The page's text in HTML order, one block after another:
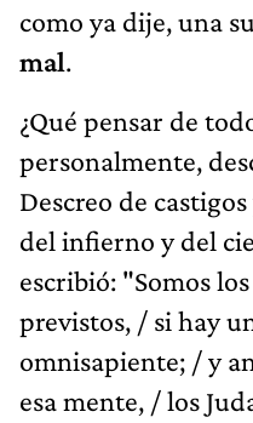
como ya dije, una
mal.
¿Qué pensar de
personalmente,
Descreo de
del infierno y del
escribió: "Somos
previstos, / si hay
omnisapiente; / y
esa mente, / los